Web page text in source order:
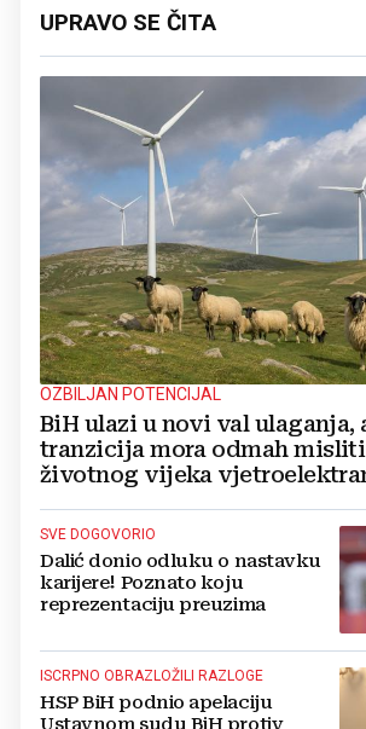
UPRAVO SE ČITA
OZBILJAN POTENCIJAL
BiH ulazi u novi val ulaganja,
tranzicija mora odmah
životnog vijeka
SVE DOGOVORIO
Dalić donio odluku o nastavku
karijere! Poznato koju
reprezentaciju preuzima
ISCRPNO OBRAZLOŽILI RAZLOGE
HSP BiH podnio apelaciju
Ustavnom sudu BiH protiv